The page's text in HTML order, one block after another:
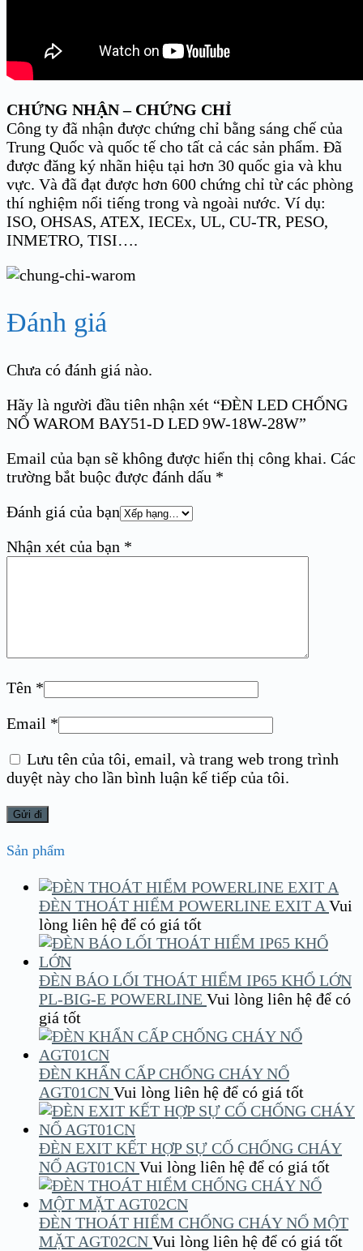
CHỨNG NHẬN – CHỨNG CHỈ
Công ty đã nhận được chứng chỉ bằng sáng chế của
Trung Quốc và quốc tế cho tất cả các sản phẩm. Đã
được đăng ký nhãn hiệu tại hơn 30 quốc gia và khu
vực. Và đã đạt được hơn 600 chứng chỉ từ các phòng
thí nghiệm nổi tiếng trong và ngoài nước. Ví dụ:
ISO, OHSAS, ATEX, IECEx, UL, CU-TR, PESO,
INMETRO, TISI….
Đánh giá
Chưa có đánh giá nào.
Hãy là người đầu tiên nhận xét “ĐÈN LED CHỐNG
NỔ WAROM BAY51-D LED 9W-18W-28W”
Email của bạn sẽ không được hiển thị công khai. Các
trường bắt buộc được đánh dấu *
Đánh giá của bạn
Nhận xét của bạn *
Tên *
Email *
Lưu tên của tôi, email, và trang web trong trình
duyệt này cho lần bình luận kế tiếp của tôi.
Sản phẩm
ĐÈN THOÁT HIỂM POWERLINE EXIT A Vui
lòng liên hệ để có giá tốt
ĐÈN BÁO LỐI THOÁT HIỂM IP65 KHỔ LỚN
PL-BIG-E POWERLINE Vui lòng liên hệ để có
giá tốt
ĐÈN KHẨN CẤP CHỐNG CHÁY NỔ
AGT01CN Vui lòng liên hệ để có giá tốt
ĐÈN EXIT KẾT HỢP SỰ CỐ CHỐNG CHÁY
NỔ AGT01CN Vui lòng liên hệ để có giá tốt
ĐÈN THOÁT HIỂM CHỐNG CHÁY NỔ MỘT
MẶT AGT02CN Vui lòng liên hệ để có giá tốt